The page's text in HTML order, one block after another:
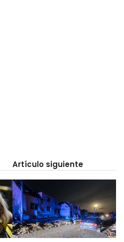
Artículo siguiente